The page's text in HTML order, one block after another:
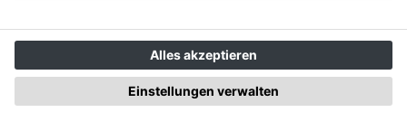
Ein Gruß aus der Küche zum Jahreswechsel Weihnachten ist
durch - jetzt feiern wir rein! Ein kleines Festtags-Schmankerl
mit Zitate-Raten-Fan und Podcast Gast Nummer 7 bei
Fuppes&Rap: Ali Alam! Aus dem Insta-Live wurde eine
ganze Folge für den Podcast - geht schlimmer. Lasst es euch